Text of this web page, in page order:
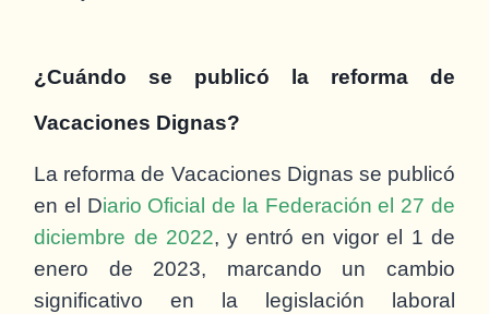
¿Cuándo se publicó la reforma de
Vacaciones Dignas?
La reforma de Vacaciones Dignas se publicó
en el Diario Oficial de la Federación el 27 de
diciembre de 2022, y entró en vigor el 1 de
enero de 2023, marcando un cambio
significativo en la legislación laboral